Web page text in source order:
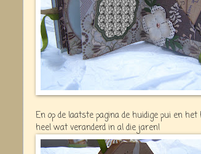
En op de laatste pagina de huidige pui en het
heel wat veranderd in al die jaren!